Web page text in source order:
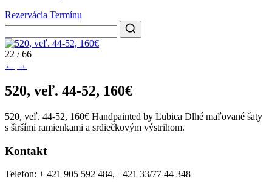
Rezervácia Termínu
22 / 66
← →
520, veľ. 44-52, 160€
520, veľ. 44-52, 160€ Handpainted by Ľubica Dlhé maľované šaty
s širšími ramienkami a srdiečkovým výstrihom.
Kontakt
Telefon: + 421 905 592 484, +421 33/77 44 348